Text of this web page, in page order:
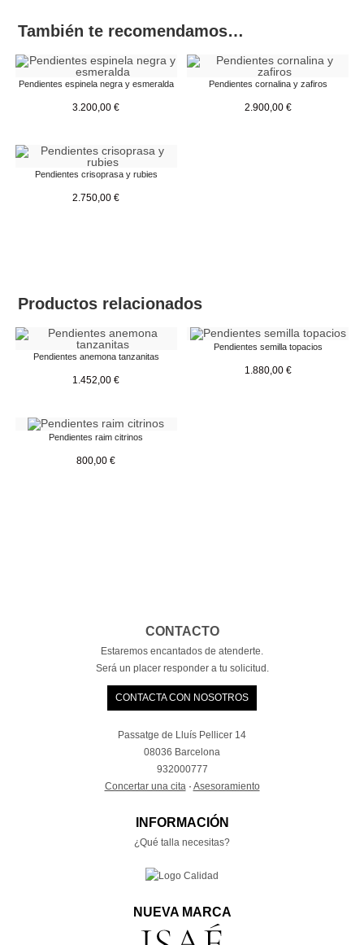
También te recomendamos…
Pendientes espinela negra y esmeralda
3.200,00€
Pendientes cornalina y zafiros
2.900,00 €
Pendientes crisoprasa y rubies
2.750,00€
Productos relacionados
Pendientes anemona tanzanitas
1.452,00€
Pendientes semilla topacios
1.880,00 €
Pendientes raim citrinos
800,00€
CONTACTO
Estaremos encantados de atenderte.
Será un placer responder a tu solicitud.
CONTACTA CON NOSOTROS
Passatge de Lluís Pellicer 14
08036 Barcelona
932000777
Concertar una cita · Asesoramiento
INFORMACIÓN
¿Qué talla necesitas?
NUEVA MARCA